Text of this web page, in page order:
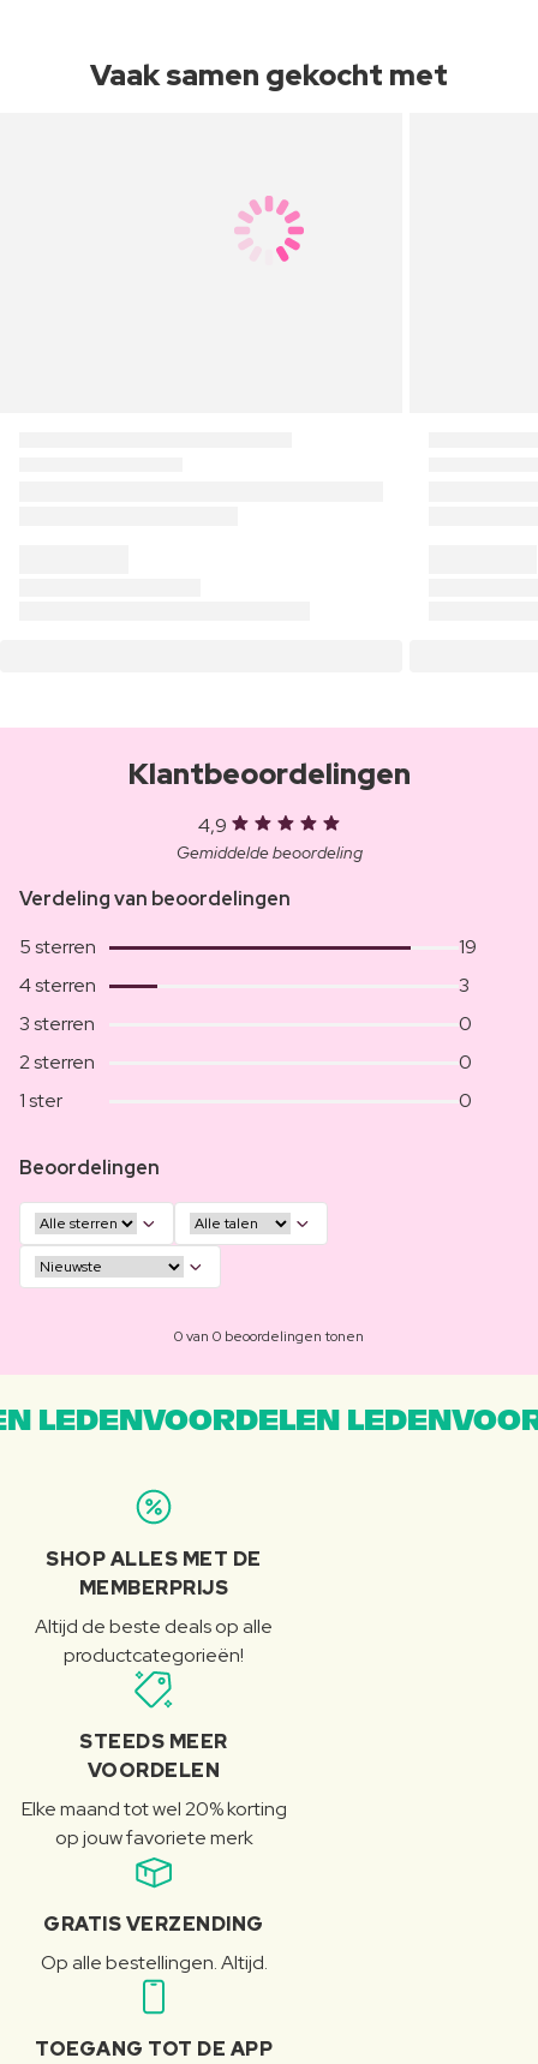
Vaak samen gekocht met
Klantbeoordelingen
4,9
Gemiddelde beoordeling
Verdeling van beoordelingen
5 sterren
19
4 sterren
3
3 sterren
0
2 sterren
0
1 ster
0
Beoordelingen
0 van 0 beoordelingen tonen
LEDENVOORDELEN
SHOP ALLES MET DE
MEMBERPRIJS
Altijd de beste deals op alle
productcategorieën!
STEEDS MEER
VOORDELEN
Elke maand tot wel 20% korting
op jouw favoriete merk
GRATIS VERZENDING
Op alle bestellingen. Altijd.
TOEGANG TOT DE APP